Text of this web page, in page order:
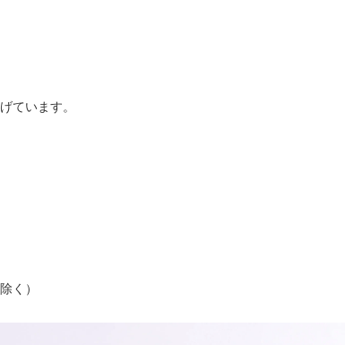
ています。
く）